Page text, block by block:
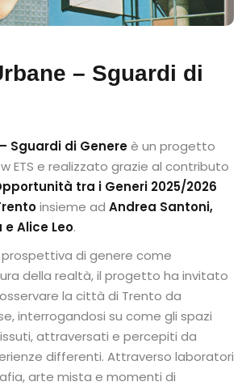
– Sguardi di
Sguardi di Genereè un progetto
ETS e realizzato grazie al contributo
tra i Generi 2025/2026
insieme ad Andrea Santoni,
Alice Leo.
di genere come
della realtà, il progetto ha invitato
la città di Trento da
interrogandosi su come gli spazi
attraversati e percepiti da
differenti. Attraverso laboratori
arte mista e momenti di